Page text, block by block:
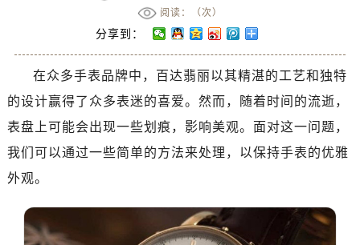
阅读：（次）
分享到：
在众多手表品牌中，百达翡丽以其精湛的工艺和独特
的设计赢得了众多表迷的喜爱。然而，随着时间的流逝，
表盘上可能会出现一些划痕，影响美观。面对这一问题，
我们可以通过一些简单的方法来处理，以保持手表的优雅
外观。